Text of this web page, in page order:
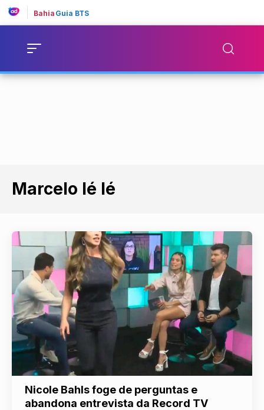
Bahia Guia BTS
Marcelo Ié Ié
Nicole Bahls foge de perguntas e
abandona entrevista da Record TV